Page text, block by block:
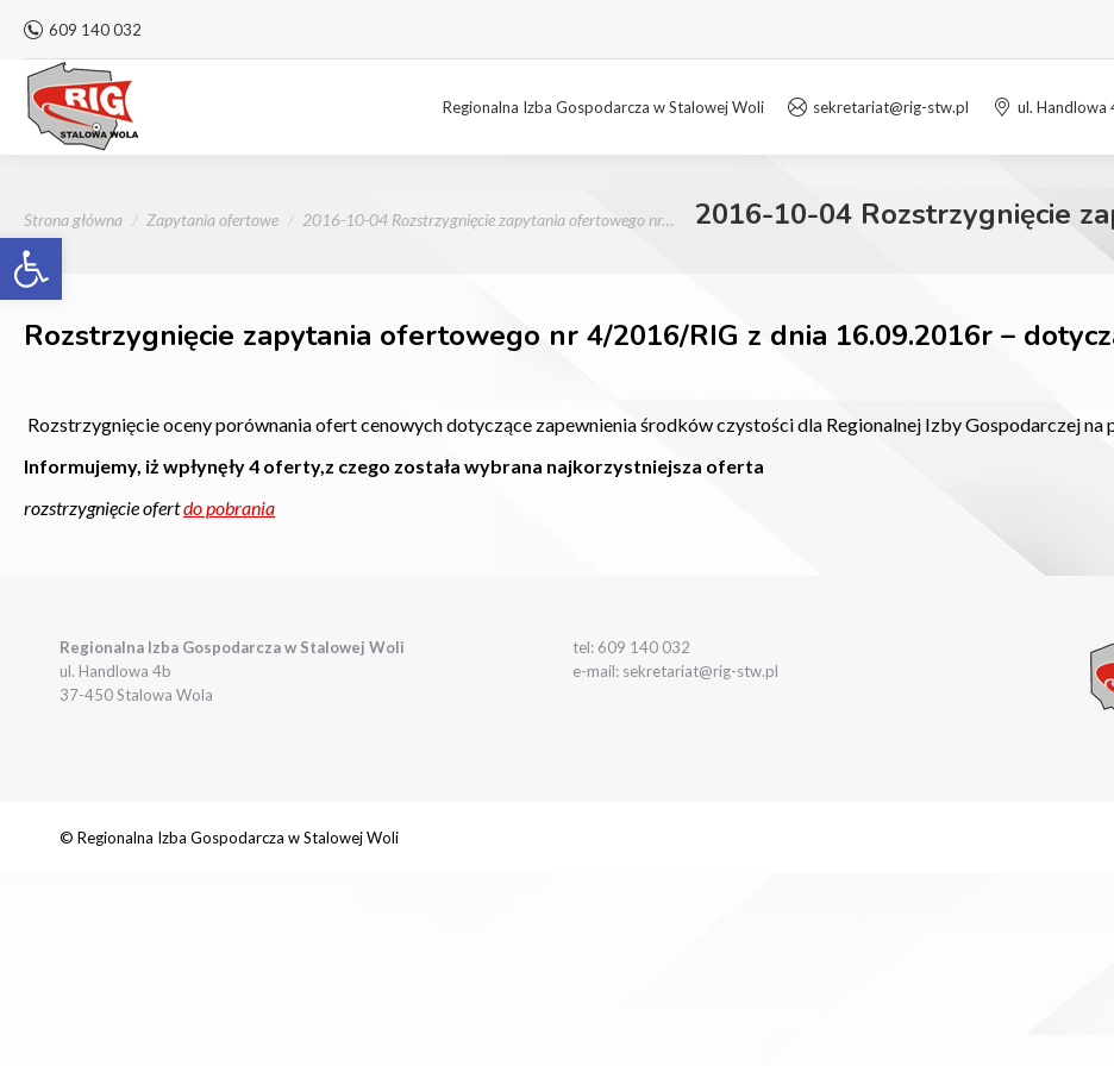
Otwórz pasek narzędzi
609 140 032
Regionalna Izba Gospodarcza w Stalowej Woli sekretariat@rig-stw.pl ul. Handlowa
Jesteś tutaj:
Strona główna Zapytania ofertowe 2016-10-04 Rozstrzygnięcie zapytania ofertowego nr… 2016-10-04 Rozstrzygnięcie
Rozstrzygnięcie zapytania ofertowego nr 4/2016/RIG z dnia 16.09.2016r –
Rozstrzygnięcie oceny porównania ofert cenowych dotyczące zapewnienia środków czystości dla Regionalnej Izby Gospodarczej
Informujemy, iż wpłynęły 4 oferty,z czego została wybrana najkorzystniejsza oferta
rozstrzygnięcie ofertdo pobrania
Regionalna Izba Gospodarcza w Stalowej Woli
ul. Handlowa 4b
37-450 Stalowa Wola
tel: 609 140 032
e-mail: sekretariat@rig-stw.pl
© Regionalna Izba Gospodarcza w Stalowej Woli